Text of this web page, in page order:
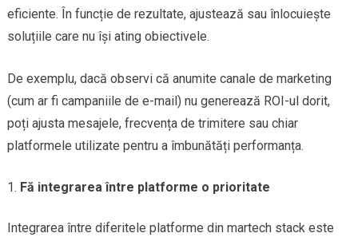
eficiente. În funcție de rezultate, ajustează sau înlocuiește
soluțiile care nu își ating obiectivele.
De exemplu, dacă observi că anumite canale de marketing
(cum ar fi campaniile de e-mail) nu generează ROI-ul dorit,
poți ajusta mesajele, frecvența de trimitere sau chiar
platformele utilizate pentru a îmbunătăți performanța.
Fă integrarea între platforme o prioritate
Integrarea între diferitele platforme din martech stack este